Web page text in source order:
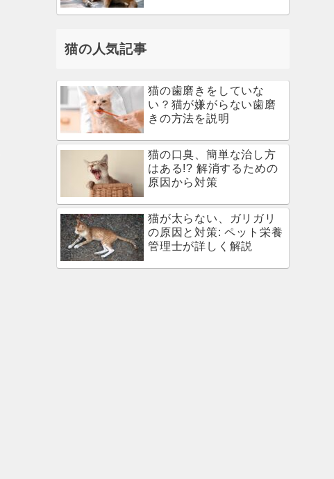
猫の人気記事
猫の歯磨きをしていな
い？猫が嫌がらない歯磨
きの方法を説明
猫の口臭、簡単な治し方
はある!? 解消するための
原因から対策
猫が太らない、ガリガリ
の原因と対策: ペット栄養
管理士が詳しく解説